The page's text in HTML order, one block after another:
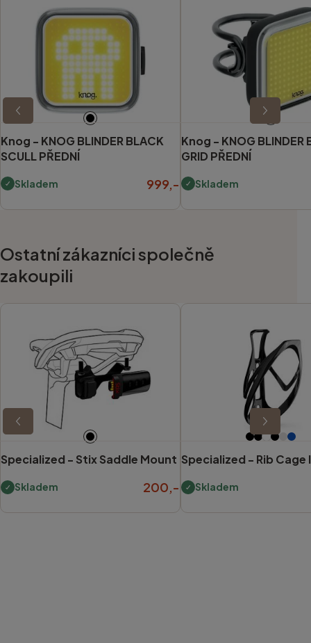
Knog - KNOG BLINDER BLACK
SCULL PŘEDNÍ
Skladem 999,-
Knog - KNOG BLINDER
GRID PŘEDNÍ
Skladem
Ostatní zákazníci společně
zakoupili
Specialized - Stix Saddle Mount
Skladem 200,-
Specialized - Rib Cage
Skladem